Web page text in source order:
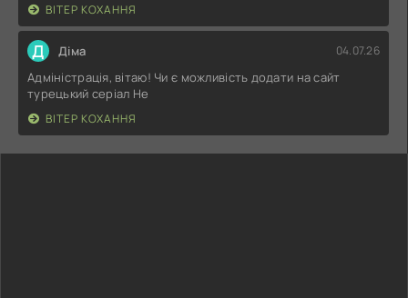
ВІТЕР КОХАННЯ
Д Діма 04.07.26
Адміністрація, вітаю! Чи є можливість додати на сайт
турецький серіал Не
ВІТЕР КОХАННЯ